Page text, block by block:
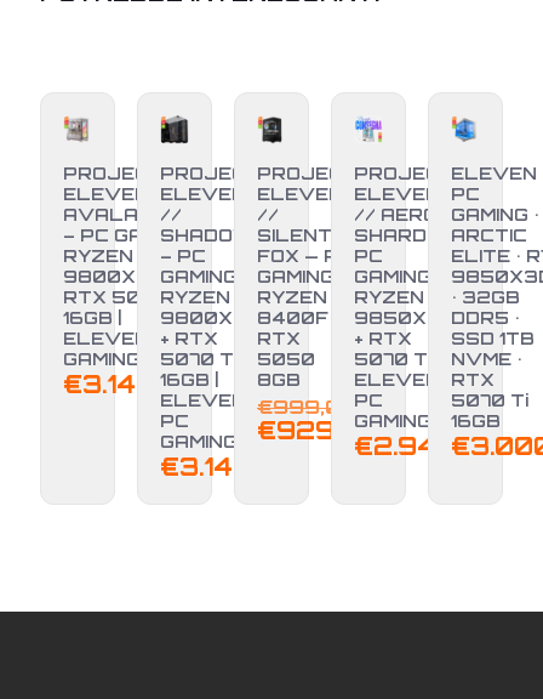
PROJECT
ELEVEN //
AVALANCHE
– PC GAMING
RYZEN 7
9800X3D +
RTX 5070 TI
16GB |
ELEVEN PC
GAMING
€3.149,00
PROJECT
ELEVEN
//
SHADOW
– PC
GAMING
RYZEN 7
9800X3D
+ RTX
5070 TI
16GB |
ELEVEN
PC
GAMING
€3.149,00
-7%
PROJECT
ELEVEN
//
SILENT
FOX — PC
GAMING
RYZEN 5
8400F +
RTX
5050
8GB
€999,00 Il
prezzo
originale
€999,00.
€929,00Il
prezzo
è:
PROJECT
ELEVEN
// AERO
SHARD –
PC
GAMING
RYZEN 7
9850X3D
+ RTX
5070 TI |
ELEVEN
PC
GAMING
€2.949,00
ELEVEN
PC
GAMING •
ARCTIC
ELITE •
• 32GB
DDR5 •
SSD 1TB
NVME •
RTX
5070 Ti
16GB
€